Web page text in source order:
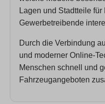
Lagen und Stadtteile
Gewerbetreibende
Durch die Verbindung
und moderner Online-
Menschen schnell und
Fahrzeugangeboten